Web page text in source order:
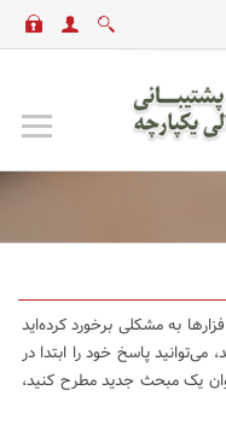
به مشکلی برخورد کرده‌اید
می‌توانید پاسخ خود را ابتدا در
یک مبحث جدید مطرح کنید،